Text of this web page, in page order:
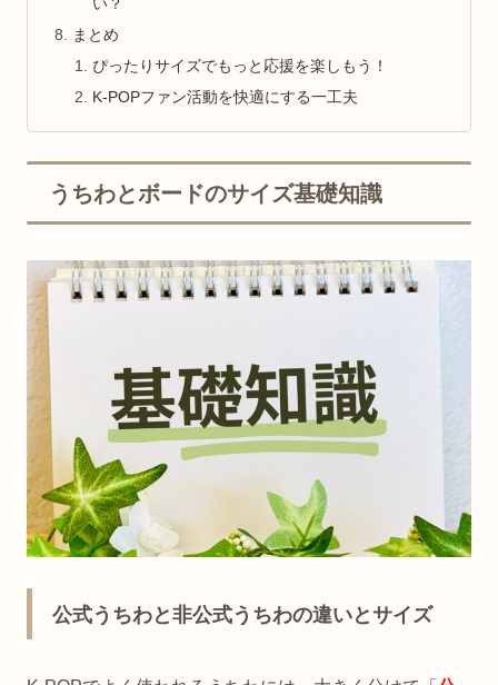
まとめ
ぴったりサイズでもっと応援を楽しもう！
K-POPファン活動を快適にする一工夫
うちわとボードのサイズ基礎知識
公式うちわと非公式うちわの違いとサイズ